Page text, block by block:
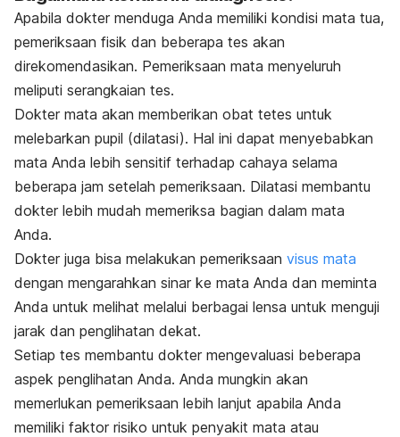
Apabila dokter menduga Anda memiliki kondisi mata tua,
pemeriksaan fisik dan beberapa tes akan
direkomendasikan. Pemeriksaan mata menyeluruh
meliputi serangkaian tes.
Dokter mata akan memberikan obat tetes untuk
melebarkan pupil (dilatasi). Hal ini dapat menyebabkan
mata Anda lebih sensitif terhadap cahaya selama
beberapa jam setelah pemeriksaan. Dilatasi membantu
dokter lebih mudah memeriksa bagian dalam mata
Anda.
Dokter juga bisa melakukan pemeriksaan visus mata
dengan mengarahkan sinar ke mata Anda dan meminta
Anda untuk melihat melalui berbagai lensa untuk menguji
jarak dan penglihatan dekat.
Setiap tes membantu dokter mengevaluasi beberapa
aspek penglihatan Anda. Anda mungkin akan
memerlukan pemeriksaan lebih lanjut apabila Anda
memiliki faktor risiko untuk penyakit mata atau